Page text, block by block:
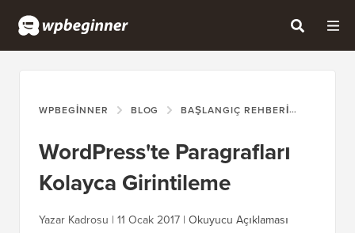
WPBEGINNER BLOG BAŞLANGIÇ REHBERI
WordPress'te Paragrafları
Kolayca Girintileme
Yazar Kadrosu | 11 Ocak 2017 | Okuyucu Açıklaması